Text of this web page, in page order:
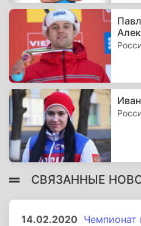
СВЯЗАННЫЕ
14.02.2020 Чемпионат